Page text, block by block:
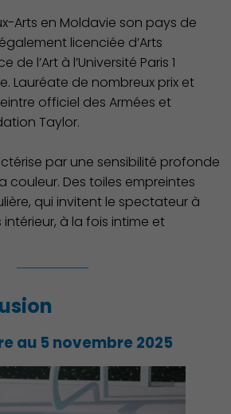
Arts en Moldavie son pays de
licenciée d’Arts
de l’Art à l’Université Paris 1
Lauréate de nombreux prix et
officiel des Armées et
Taylor.
par une sensibilité profonde
couleur. Des toiles empreintes
qui invitent le spectateur à
à la fois intime et
au 5 novembre 2025